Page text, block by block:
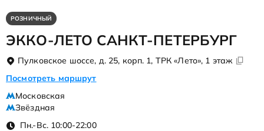
РОЗНИЧНЫЙ
ЭККО-ЛЕТО САНКТ-ПЕТЕРБУРГ
Пулковское шоссе, д. 25, корп. 1, ТРК «Лето», 1 этаж
Посмотреть маршрут
Московская
Звёздная
Пн.-Вс. 10:00-22:00